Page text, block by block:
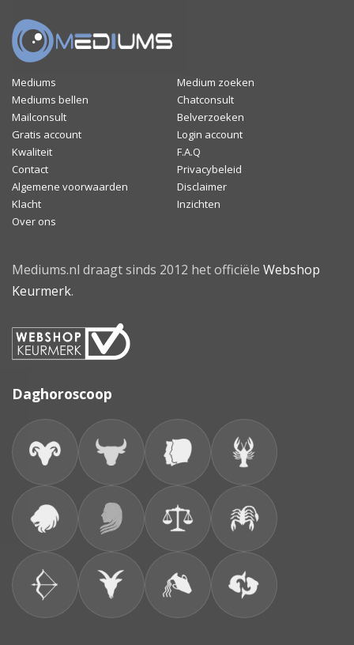
Mediums
Medium zoeken
Mediums bellen
Chatconsult
Mailconsult
Belverzoeken
Gratis account
Login account
Kwaliteit
F.A.Q
Contact
Privacybeleid
Algemene voorwaarden
Disclaimer
Klacht
Inzichten
Over ons
Mediums.nl draagt sinds 2012 het officiële Webshop
Keurmerk.
Daghoroscoop